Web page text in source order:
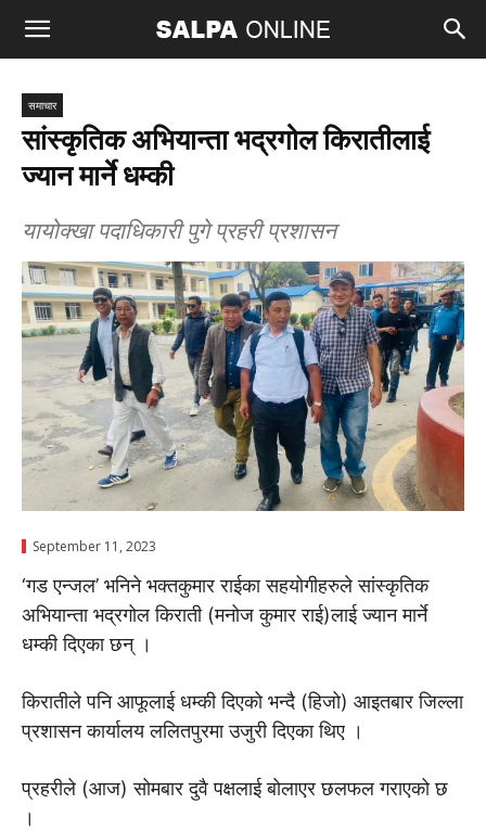
समाचार
सांस्कृतिक अभियान्ता भद्रगोल किरातीलाई
ज्यान मार्ने धम्की
यायोक्खा पदाधिकारी पुगे प्रहरी प्रशासन
September 11, 2023
‘गड एन्जल’ भनिने भक्तकुमार राईका सहयोगीहरुले सांस्कृतिक
अभियान्ता भद्रगोल किराती (मनोज कुमार राई)लाई ज्यान मार्ने
धम्की दिएका छन् ।
किरातीले पनि आफूलाई धम्की दिएको भन्दै (हिजो) आइतबार जिल्ला
प्रशासन कार्यालय ललितपुरमा उजुरी दिएका थिए ।
प्रहरीले (आज) सोमबार दुवै पक्षलाई बोलाएर छलफल गराएको छ
।